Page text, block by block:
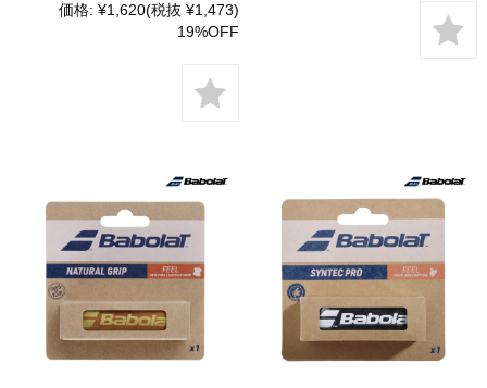
価格: ¥1,620(税抜 ¥1,473)
19%OFF